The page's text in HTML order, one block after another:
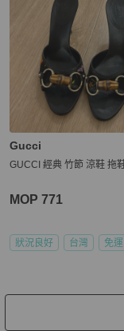
Gucci
GUCCI 經典 竹節 涼鞋 拖
MOP 771
狀況良好 台灣 免運